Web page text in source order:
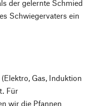
der gelernte Schmied
Schwiegervaters ein
Gas, Induktion
Für
wir die Pfannen